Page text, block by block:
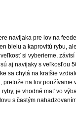
navijaka pre lov na
bielu a kaprovitú rybu,
si vyberieme,
aj navijaky s veľkosťou
sa chytá na kratšie
na lov
je vhodné mať vo
s častým